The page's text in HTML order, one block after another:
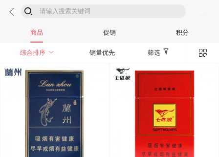
 
商品 促销 积分
综合排序  销量优先 筛选 